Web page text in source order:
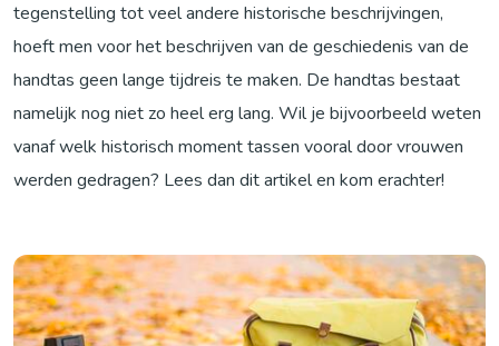
tegenstelling tot veel andere historische beschrijvingen,
hoeft men voor het beschrijven van de geschiedenis van de
handtas geen lange tijdreis te maken. De handtas bestaat
namelijk nog niet zo heel erg lang. Wil je bijvoorbeeld weten
vanaf welk historisch moment tassen vooral door vrouwen
werden gedragen? Lees dan dit artikel en kom erachter!